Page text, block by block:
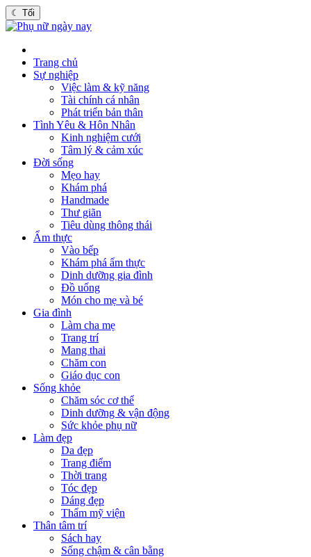
☾ Tối
Trang chủ
Sự nghiệp
Việc làm & kỹ năng
Tài chính cá nhân
Phát triển bản thân
Tình Yêu & Hôn Nhân
Kinh nghiệm cưới
Tâm lý & cảm xúc
Đời sống
Mẹo hay
Khám phá
Handmade
Thư giãn
Tiêu dùng thông thái
Ẩm thực
Vào bếp
Khám phá ẩm thực
Dinh dưỡng gia đình
Đồ uống
Món cho mẹ và bé
Gia đình
Làm cha mẹ
Trang trí
Mang thai
Chăm con
Giáo dục con
Sống khỏe
Chăm sóc cơ thể
Dinh dưỡng & vận động
Sức khỏe phụ nữ
Làm đẹp
Da đẹp
Trang điểm
Thời trang
Tóc đẹp
Dáng đẹp
Thẩm mỹ viện
Thân tâm trí
Sách hay
Sống chậm & cân bằng